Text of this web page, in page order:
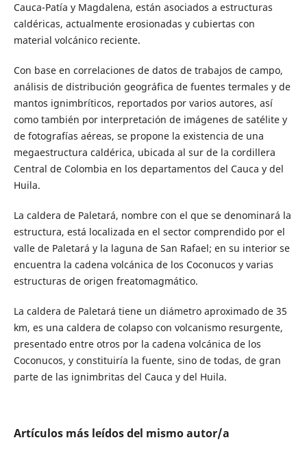
Cauca-Patía y Magdalena, están asociados a estructuras
caldéricas, actualmente erosionadas y cubiertas con
material volcánico reciente.
Con base en correlaciones de datos de trabajos de campo,
análisis de distribución geográfica de fuentes termales y de
mantos ignimbríticos, reportados por varios autores, así
como también por interpretación de imágenes de satélite y
de fotografías aéreas, se propone la existencia de una
megaestructura caldérica, ubicada al sur de la cordillera
Central de Colombia en los departamentos del Cauca y del
Huila.
La caldera de Paletará, nombre con el que se denominará la
estructura, está localizada en el sector comprendido por el
valle de Paletará y la laguna de San Rafael; en su interior se
encuentra la cadena volcánica de los Coconucos y varias
estructuras de origen freatomagmático.
La caldera de Paletará tiene un diámetro aproximado de 35
km, es una caldera de colapso con volcanismo resurgente,
presentado entre otros por la cadena volcánica de los
Coconucos, y constituiría la fuente, sino de todas, de gran
parte de las ignimbritas del Cauca y del Huila.
Artículos más leídos del mismo autor/a